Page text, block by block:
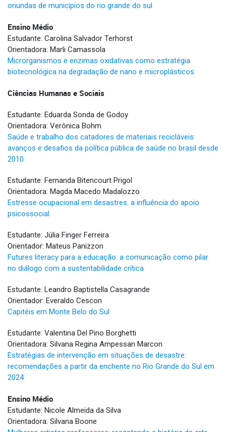
oriundas de municípios do rio grande do sul
Ensino Médio
Estudante: Carolina Salvador Terhorst
Orientadora: Marli Camassola
Microrganismos e enzimas oxidativas como estratégia
biotecnológica na degradação de nano e microplásticos
Ciências Humanas e Sociais
Estudante: Eduarda Sonda de Godoy
Orientadora: Verônica Bohm
Saúde e trabalho dos catadores de materiais recicláveis:
avanços e desafios da política pública de saúde no brasil desde
2010
Estudante: Fernanda Bitencourt Prigol
Orientadora: Magda Macedo Madalozzo
Estresse ocupacional em desastres: a influência do apoio
psicossocial
Estudante: Júlia Finger Ferreira
Orientador: Mateus Panizzon
Futures literacy para a educação: a comunicação como pilar
no diálogo com a sustentabilidade crítica
Estudante: Leandro Baptistella Casagrande
Orientador: Everaldo Cescon
Capitéis em Monte Belo do Sul
Estudante: Valentina Del Pino Borghetti
Orientadora: Silvana Regina Ampessan Marcon
Estratégias de intervenção em situações de desastre:
recomendações a partir da enchente no Rio Grande do Sul em
2024
Ensino Médio
Estudante: Nicole Almeida da Silva
Orientadora: Silvana Boone